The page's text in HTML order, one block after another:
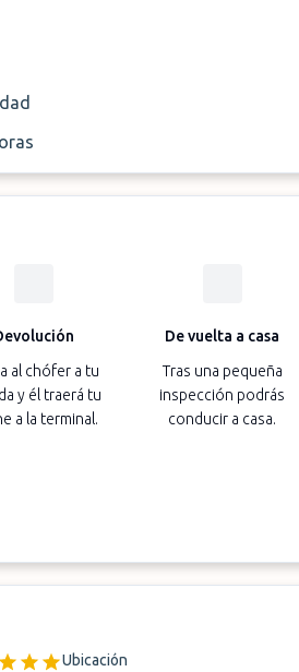
al chófer a tu
y él traerá tu
a la terminal.
De vuelta a casa
Tras una pequeña
inspección podrás
conducir a casa.
Ubicación